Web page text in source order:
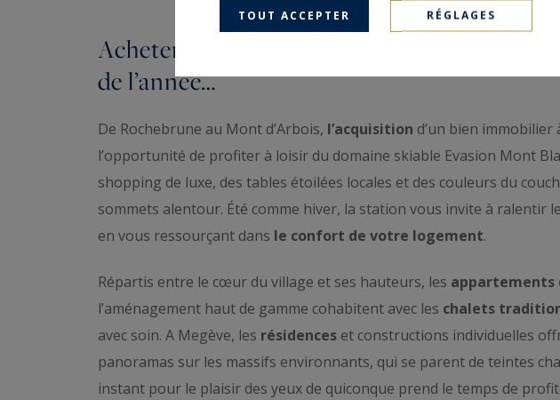
Acheter un bien à Megève pour se
de l’année…
De Rochebrune au Mont d’Arbois, l’acquisition d’un bien immobilier
l’opportunité de profiter à loisir du domaine skiable Evasion Mont
shopping de luxe, des tables étoilées locales et des couleurs du
sommets alentour. Été comme hiver, la station vous invite à ralentir
en vous ressourçant dans le confort de votre logement.
Répartis entre le cœur du village et ses hauteurs, les appartements
l’aménagement haut de gamme cohabitent avec les chalets
avec soin. A Megève, les résidences et constructions individuelles
panoramas sur les massifs environnants, qui se parent de teintes
instant pour le plaisir des yeux de quiconque prend le temps de
TOUT ACCEPTER RÉGLAGES